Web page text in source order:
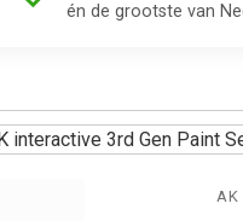
én de grootste van
interactive 3rd Gen Paint
AK